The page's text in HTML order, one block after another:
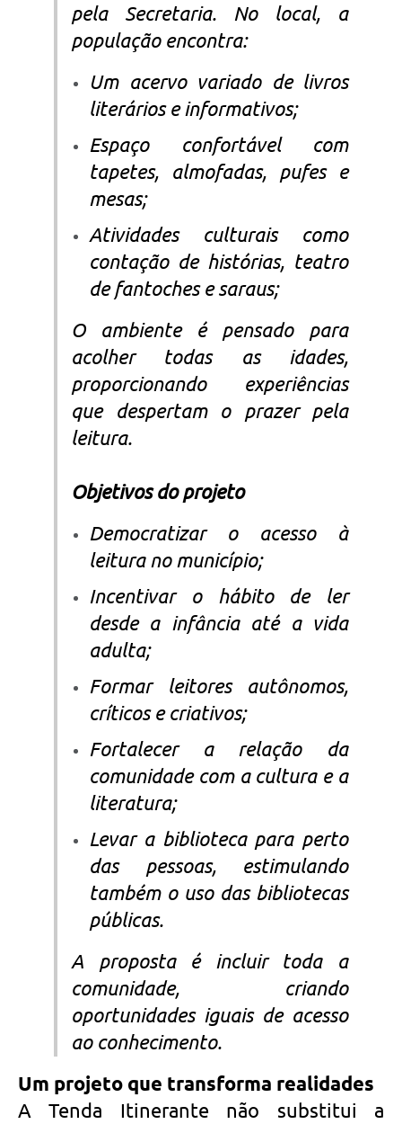
pela Secretaria. No local, a
população encontra:
Um acervo variado de livros
literários e informativos;
Espaço confortável com
tapetes, almofadas, pufes e
mesas;
Atividades culturais como
contação de histórias, teatro
de fantoches e saraus;
O ambiente é pensado para
acolher todas as idades,
proporcionando experiências
que despertam o prazer pela
leitura.
Objetivos do projeto
Democratizar o acesso à
leitura no município;
Incentivar o hábito de ler
desde a infância até a vida
adulta;
Formar leitores autônomos,
críticos e criativos;
Fortalecer a relação da
comunidade com a cultura e a
literatura;
Levar a biblioteca para perto
das pessoas, estimulando
também o uso das bibliotecas
públicas.
A proposta é incluir toda a
comunidade, criando
oportunidades iguais de acesso
ao conhecimento.
Um projeto que transforma realidades
A Tenda Itinerante não substitui a